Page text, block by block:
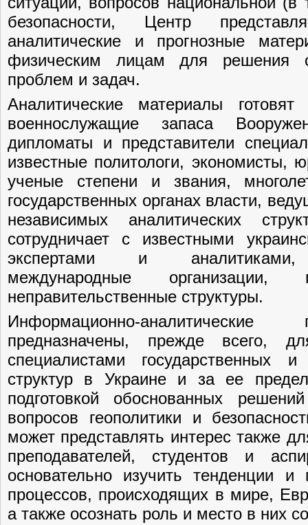
безопасности, Центр
аналитические и прогнозные
физическим лицам для решения
проблем и задач.
Аналитические материалы
военнослужащие запаса
дипломаты и представители
известные политологи, экономисты,
ученые степени и звания,
государственных органах власти,
независимых аналитических
сотрудничает с известными
экспертами и аналитиками,
международные организации,
неправительственные структуры.
Информационно-
предназначены, прежде всего,
специалистами государственных и
структур в Украине и за ее
подготовкой обоснованных
вопросов геополитики и
может представлять интерес также
преподавателей, студентов и
основательно изучить тенденции и
процессов, происходящих в мире,
а также осознать роль и место в них